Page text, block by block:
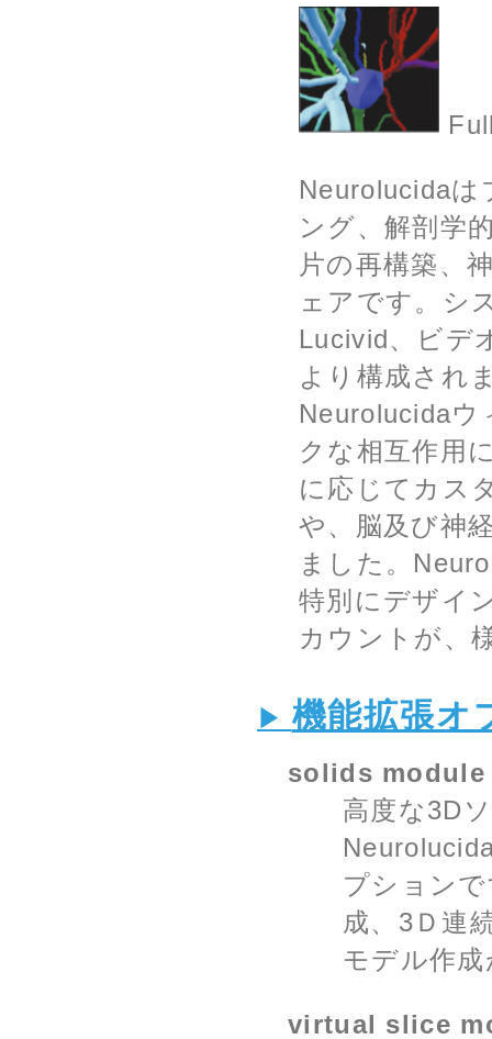
Neurolucidaは
ング、解剖学
片の再構築、
ェアです。シ
Lucivid、ビデ
より構成され
Neurolucidaウ
クな相互作用
に応じてカス
や、脳及び神
ました。
特別にデザイ
カウントが、
機能拡張オ
solids module
高度な3D
プション
成、3Ｄ連
モデル作
virtual slice